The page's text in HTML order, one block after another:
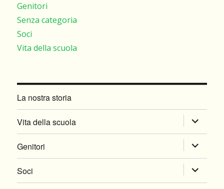
Genitori
Senza categoria
Soci
Vita della scuola
La nostra storia
Vita della scuola
apri
i
menu
child
Genitori
apri
i
menu
Soci
apri
i